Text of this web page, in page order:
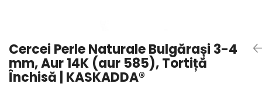
Pandantive cu Perle
Brose cu Perle
Cercei Perle Naturale Bulgărași 3-4
mm, Aur 14K (aur 585), Tortiță
Închisă | KASKADDA®